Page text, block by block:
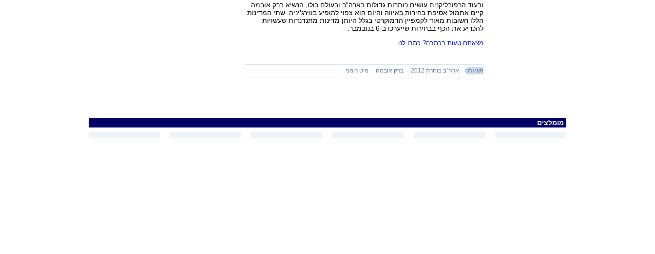
ובעוד הרפובליקנים עושים כותרות גדולות בארה"ב ובעולם כולו, הנשיא ברק אובמה
קיים אתמול אסיפת בחירות באיווה והיום הוא צפוי להופיע בווירג'יניה. שתי המדינות
הללו חשובות מאוד לקמפיין הדמוקרטי בגלל היותן מדינות מתנדנדות שעשויות
להכריע את הכף בבחירות שייערכו ב-6 בנובמבר.
מצאתם טעות בכתבה? כתבו לנו
תגיות: ארה"ב בוחרת 2012 ברק אובמה מיט רומני
מומלצים